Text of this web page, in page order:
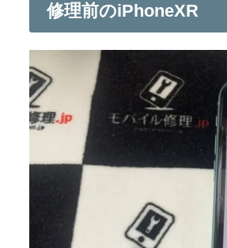
修理前のiPhoneXR